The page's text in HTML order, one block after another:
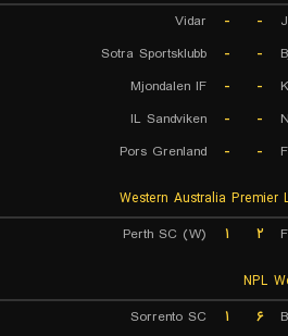
-
-
Vidar
-
-
Sotra Sportsklubb
-
-
Mjondalen IF
-
-
IL Sandviken
-
-
Pors Grenland
۲ ۱ Perth SC (W)
۶ ۱ Sorrento SC